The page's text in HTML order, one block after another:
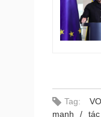
Tag:
mạnh